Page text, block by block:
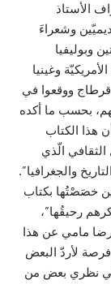
الأستاذ
يتضمن 33 عملا لأكاديميّين وشعراءَ
وبوليفيا
وغينيا
قرطاج ووقعوا في
بحسب ما أكده
هذا الكتاب
الّذي
والجغرافيا”.
خصَصْتُها بكتاب
رحيقُها”،
رضا مامي عن هذا
فرصة لأردّ البعض
في نظري بعض من